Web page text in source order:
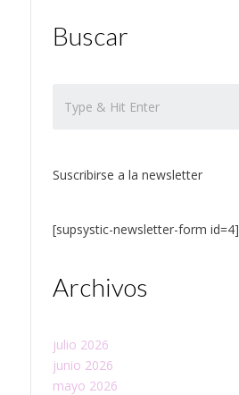
Buscar
Suscribirse a la newsletter
[supsystic-newsletter-form id=4]
Archivos
julio 2026
junio 2026
mayo 2026